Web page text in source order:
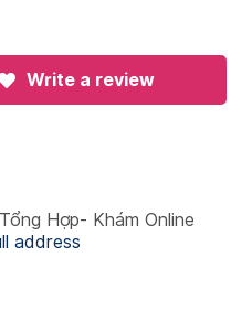
Write a review
Hợp- Khám Online
address